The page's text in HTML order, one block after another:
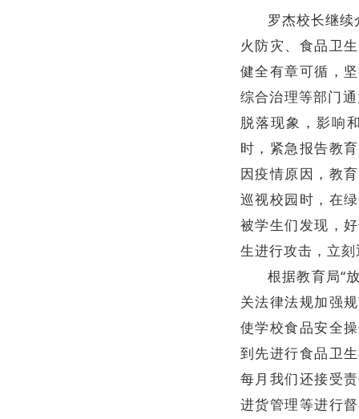
罗杰校长继
火防灾、食品卫
健全有章可循，
综合治理等部门
脱落现象，影响
时，紧急报告教
因疫情原因，教
巡视校园时，在
被学生们发现，
生进行攻击，立
根据教育局“
关法律法规加强
使学校食品安全
到先进行食品卫
每月我们还接受
进货管理等进行